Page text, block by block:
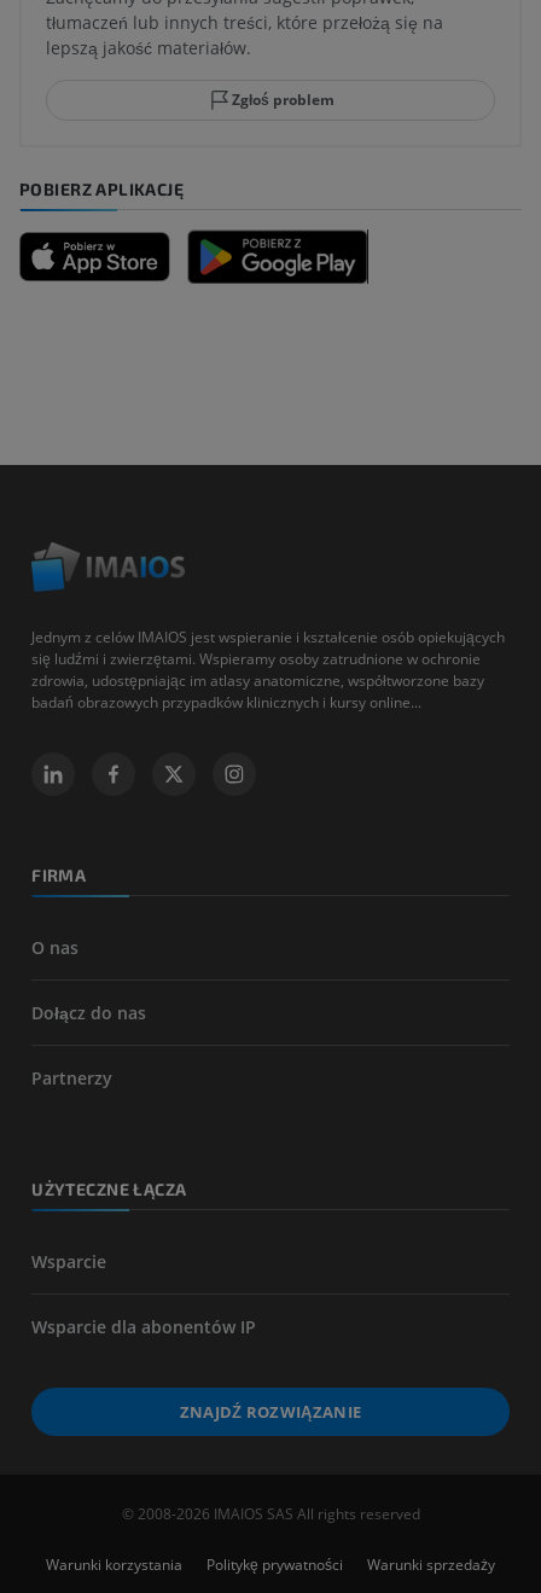
tłumaczeń lub innych treści, które przełożą się na
lepszą jakość materiałów.
Zgłoś problem
POBIERZ APLIKACJĘ
Jednym z celów IMAIOS jest wspieranie i kształcenie osób opiekujących
się ludźmi i zwierzętami. Wspieramy osoby zatrudnione w ochronie
zdrowia, udostępniając im atlasy anatomiczne, współtworzone bazy
badań obrazowych przypadków klinicznych i kursy online...
FIRMA
O nas
Dołącz do nas
Partnerzy
UŻYTECZNE ŁĄCZA
Wsparcie
Wsparcie dla abonentów IP
ZNAJDŹ ROZWIĄZANIE
© 2008-2026 IMAIOS SAS All rights reserved
Warunki korzystania Politykę prywatności Warunki sprzedaży